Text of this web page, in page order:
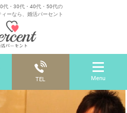
代・30代・40代・50代の
ーなら、婚活パーセント
TEL Menu